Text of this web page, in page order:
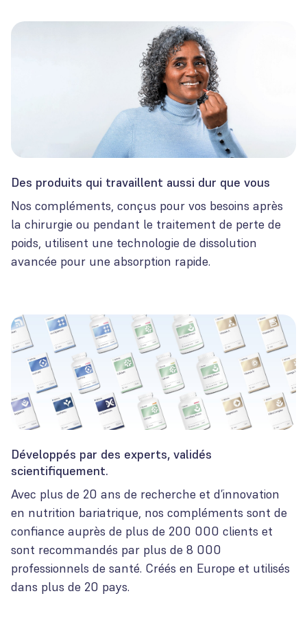
Des produits qui travaillent aussi dur que vous
Nos compléments, conçus pour vos besoins après
la chirurgie ou pendant le traitement de perte de
poids, utilisent une technologie de dissolution
avancée pour une absorption rapide.
Développés par des experts, validés
scientifiquement.
Avec plus de 20 ans de recherche et d’innovation
en nutrition bariatrique, nos compléments sont de
confiance auprès de plus de 200 000 clients et
sont recommandés par plus de 8 000
professionnels de santé. Créés en Europe et utilisés
dans plus de 20 pays.